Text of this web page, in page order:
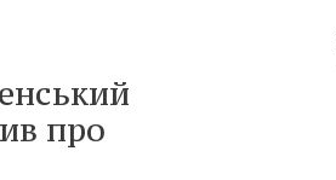
про